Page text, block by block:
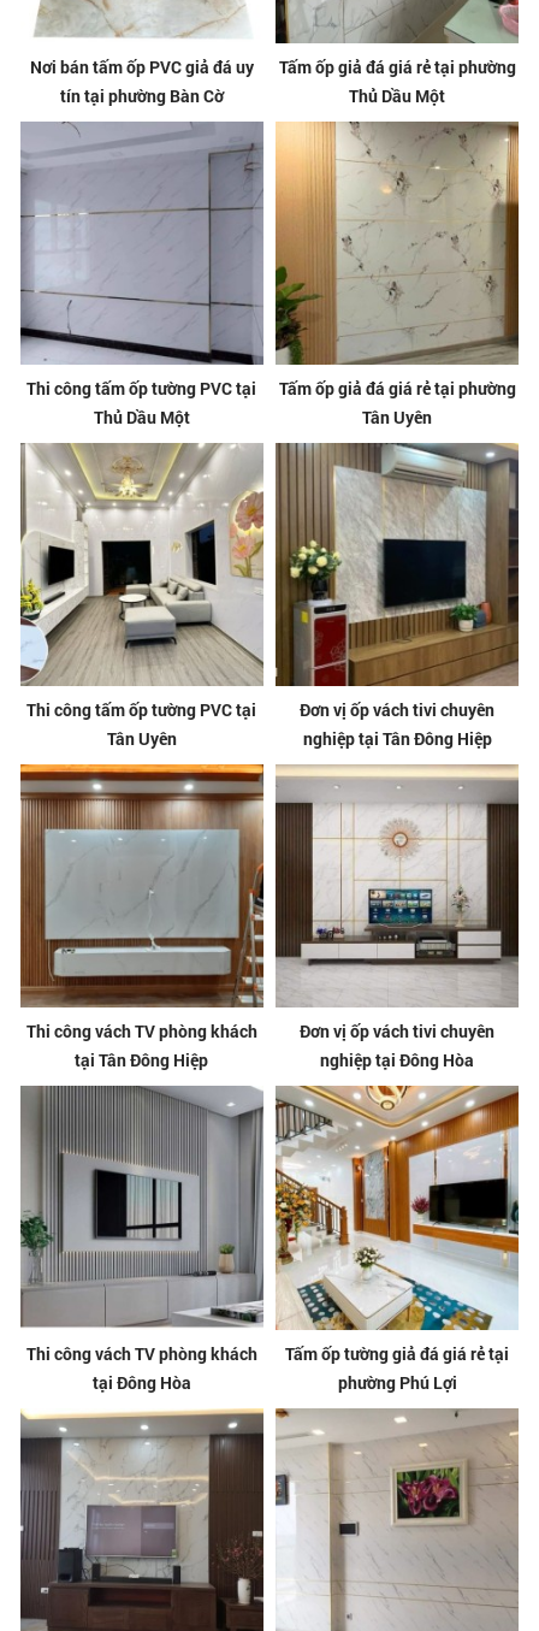
Nơi bán tấm ốp PVC giả đá uy
tín tại phường Bàn Cờ
Tấm ốp giả đá giá rẻ tại phường
Thủ Dầu Một
Thi công tấm ốp tường PVC tại
Thủ Dầu Một
Tấm ốp giả đá giá rẻ tại phường
Tân Uyên
Thi công tấm ốp tường PVC tại
Tân Uyên
Đơn vị ốp vách tivi chuyên
nghiệp tại Tân Đông Hiệp
Thi công vách TV phòng khách
tại Tân Đông Hiệp
Đơn vị ốp vách tivi chuyên
nghiệp tại Đông Hòa
Thi công vách TV phòng khách
tại Đông Hòa
Tấm ốp tường giả đá giá rẻ tại
phường Phú Lợi